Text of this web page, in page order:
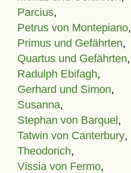
Parcius,
Petrus von Montepiano,
Primus und Gefährten,
Quartus und Gefährten,
Radulph Ebifagh,
Gerhard und Simon,
Susanna,
Stephan von Barquel,
Tatwin von Canterbury,
Theodorich,
Vissia von Fermo,